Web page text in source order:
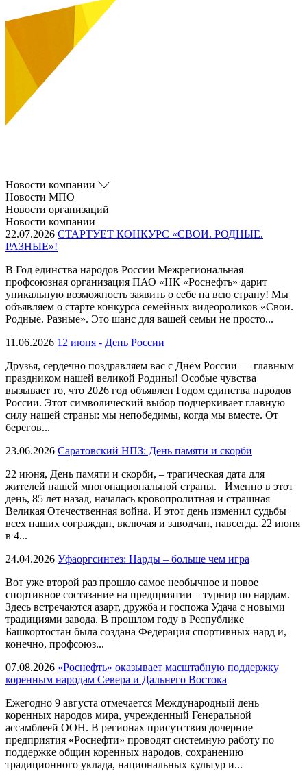
Новости компании
Новости МПО
Новости организаций
Новости компании
22.07.2026 СТАРТУЕТ КОНКУРС «СВОИ. РОДНЫЕ.
РАЗНЫЕ»!
В Год единства народов России Межрегиональная
профсоюзная организация ПАО «НК «Роснефть» дарит
уникальную возможность заявить о себе на всю страну! Мы
объявляем о старте конкурса семейных видеороликов «Свои.
Родные. Разные». Это шанс для вашей семьи не просто...
11.06.2026 12 июня - День России
Друзья, сердечно поздравляем вас с Днём России — главным
праздником нашей великой Родины! Особые чувства
вызывает то, что 2026 год объявлен Годом единства народов
России. Этот символический выбор подчеркивает главную
силу нашей страны: мы непобедимы, когда мы вместе. От
берегов...
23.06.2026 Саратовский НПЗ: День памяти и скорби
22 июня, День памяти и скорби, – трагическая дата для
жителей нашей многонациональной страны. Именно в этот
день, 85 лет назад, началась кровопролитная и страшная
Великая Отечественная война. И этот день изменил судьбы
всех наших сограждан, включая и заводчан, навсегда. 22 июня
в 4...
24.04.2026 Уфаоргсинтез: Нарды – больше чем игра
Вот уже второй раз прошло самое необычное и новое
спортивное состязание на предприятии – турнир по нардам.
Здесь встречаются азарт, дружба и госпожа Удача с новыми
традициями завода. В прошлом году в Республике
Башкортостан была создана Федерация спортивных нард и,
конечно, профсоюз...
07.08.2026 «Роснефть» оказывает масштабную поддержку
коренным народам Севера и Дальнего Востока
Ежегодно 9 августа отмечается Международный день
коренных народов мира, учрежденный Генеральной
ассамблеей ООН. В регионах присутствия дочерние
предприятия «Роснефти» проводят системную работу по
поддержке общин коренных народов, сохранению
традиционного уклада, национальных культур и...